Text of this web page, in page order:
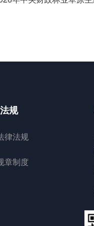
规
律法规
章制度